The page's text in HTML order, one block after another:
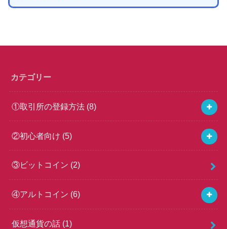
カテゴリー
①取引所の登録方法 (8)
②初心者向け (5)
③ビットコイン (2)
④アルトコイン (6)
仮想通貨の話 (1)